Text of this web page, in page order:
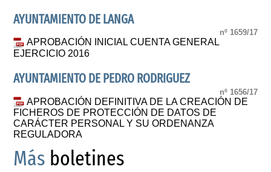
AYUNTAMIENTO DE LANGA
nº 1659/17
APROBACIÓN INICIAL CUENTA GENERAL
EJERCICIO 2016
AYUNTAMIENTO DE PEDRO RODRIGUEZ
nº 1656/17
APROBACIÓN DEFINITIVA DE LA CREACIÓN DE
FICHEROS DE PROTECCIÓN DE DATOS DE
CARÁCTER PERSONAL Y SU ORDENANZA
REGULADORA
Más boletines